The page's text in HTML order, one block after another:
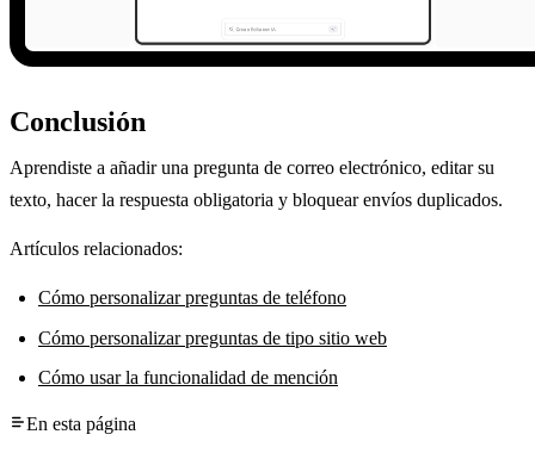
Conclusión
Aprendiste a añadir una pregunta de correo electrónico, editar su
texto, hacer la respuesta obligatoria y bloquear envíos duplicados.
Artículos relacionados:
Cómo personalizar preguntas de teléfono
Cómo personalizar preguntas de tipo sitio web
Cómo usar la funcionalidad de mención
En esta página